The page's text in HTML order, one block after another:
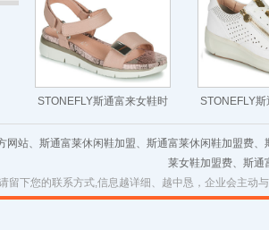
STONEFLY斯通富来女鞋时
尚百搭中跟坡跟凉鞋棕色
STONEFLY
尚休闲板鞋镂
网站、斯通富莱休闲鞋加盟、斯通富莱休闲鞋加盟费
莱女鞋加盟费、斯通
留下您的联系方式,信息越详细、越中恳，企业会主动